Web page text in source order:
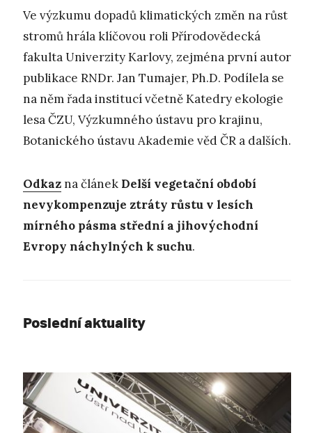
Ve výzkumu dopadů klimatických změn na růst
stromů hrála klíčovou roli Přírodovědecká
fakulta Univerzity Karlovy, zejména první autor
publikace RNDr. Jan Tumajer, Ph.D. Podílela se
na něm řada institucí včetně Katedry ekologie
lesa ČZU, Výzkumného ústavu pro krajinu,
Botanického ústavu Akademie věd ČR a dalších.
Odkazna článek Delší vegetační období
nevykompenzuje ztráty růstu v lesích
mírného pásma střední a jihovýchodní
Evropy náchylných k suchu.
Poslední aktuality